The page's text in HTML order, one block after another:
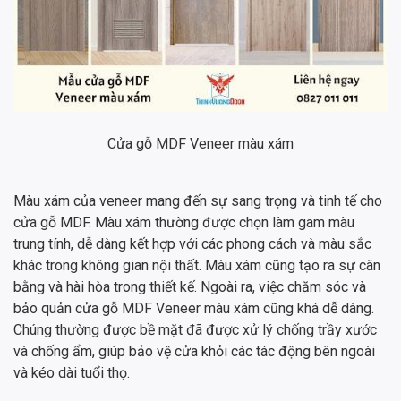
Cửa gỗ MDF Veneer màu xám
Màu xám của veneer mang đến sự sang trọng và tinh tế cho
cửa gỗ MDF. Màu xám thường được chọn làm gam màu
trung tính, dễ dàng kết hợp với các phong cách và màu sắc
khác trong không gian nội thất. Màu xám cũng tạo ra sự cân
bằng và hài hòa trong thiết kế. Ngoài ra, việc chăm sóc và
bảo quản cửa gỗ MDF Veneer màu xám cũng khá dễ dàng.
Chúng thường được bề mặt đã được xử lý chống trầy xước
và chống ẩm, giúp bảo vệ cửa khỏi các tác động bên ngoài
và kéo dài tuổi thọ.